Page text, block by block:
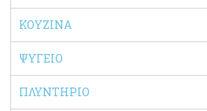
ΚΟΥΖΙΝΑ
ΨΥΓΕΙΟ
ΠΛΥΝΤΗΡΙΟ